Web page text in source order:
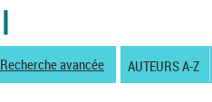
Recherche avancée AUTEURS A-Z